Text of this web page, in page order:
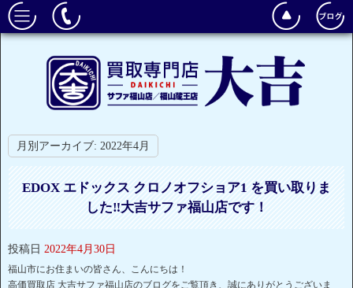
月別アーカイブ: 2022年4月
EDOX エドックス クロノオフショア1 を買い取りま
した‼大吉サファ福山店です！
投稿日 2022年4月30日
福山市にお住まいの皆さん、こんにちは！
高価買取店 大吉サファ福山店のブログをご覧頂き、誠にありがとうございま